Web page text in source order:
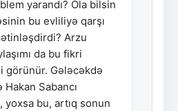
yarandı? Ola bilsin
bu evliliyə qarşı
Arzu
da bu fikri
görünür. Gələcəkdə
Sabancı
yoxsa bu, artıq sonun